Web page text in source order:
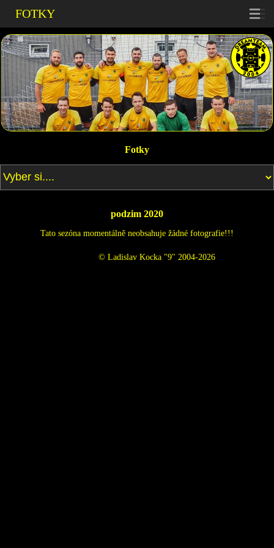
FOTKY
Fotky
podzim 2020
Tato sezóna momentálně neobsahuje žádné fotografie!!!
© Ladislav Kocka "9" 2004-2026